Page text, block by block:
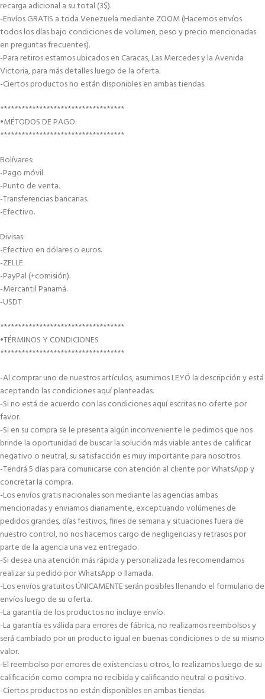
recarga adicional a su total (3$).
-Envíos GRATIS a toda Venezuela mediante ZOOM (Hacemos envíos
todos los días bajo condiciones de volumen, peso y precio mencionadas
en preguntas frecuentes).
-Para retiros estamos ubicados en Caracas, Las Mercedes y la Avenida
Victoria, para más detalles luego de la oferta.
-Ciertos productos no están disponibles en ambas tiendas.
***********************************
•MÉTODOS DE PAGO:
***********************************
Bolívares:
-Pago móvil.
-Punto de venta.
-Transferencias bancarias.
-Efectivo.
Divisas:
-Efectivo en dólares o euros.
-ZELLE.
-PayPal (+comisión).
-Mercantil Panamá.
-USDT
***********************************
•TÉRMINOS Y CONDICIONES
***********************************
-Al comprar uno de nuestros artículos, asumimos LEYÓ la descripción y está
aceptando las condiciones aquí planteadas.
-Si no está de acuerdo con las condiciones aquí escritas no oferte por
favor.
-Si en su compra se le presenta algún inconveniente le pedimos que nos
brinde la oportunidad de buscar la solución más viable antes de calificar
negativo o neutral, su satisfacción es muy importante para nosotros.
-Tendrá 5 días para comunicarse con atención al cliente por WhatsApp y
concretar la compra.
-Los envíos gratis nacionales son mediante las agencias arribas
mencionadas y enviamos diariamente, exceptuando volúmenes de
pedidos grandes, días festivos, fines de semana y situaciones fuera de
nuestro control, no nos hacemos cargo de negligencias y retrasos por
parte de la agencia una vez entregado.
-Si desea una atención más rápida y personalizada les recomendamos
realizar su pedido por WhatsApp o llamada.
-Los envíos gratuitos ÚNICAMENTE serán posibles llenando el formulario de
envíos luego de su oferta.
-La garantía de los productos no incluye envío.
-La garantía es válida para errores de fábrica, no realizamos reembolsos y
será cambiado por un producto igual en buenas condiciones o de su mismo
valor.
-El reembolso por errores de existencias u otros, lo realizamos luego de su
calificación como compra no recibida y calificando neutral o positivo.
-Ciertos productos no están disponibles en ambas tiendas.